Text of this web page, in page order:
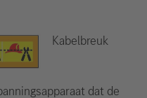
Kabelbreuk
dat de